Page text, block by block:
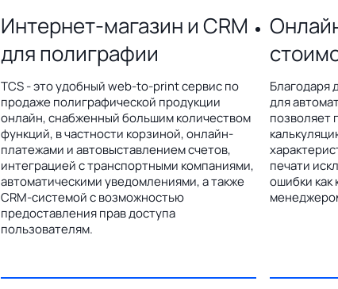
Интернет-магазин и CRM
для полиграфии
TCS - это удобный web-to-print сервис по
продаже полиграфической продукции
онлайн, снабженный большим количеством
функций, в частности корзиной, онлайн-
платежами и автовыставлением счетов,
интеграцией с транспортными компаниями,
автоматическими уведомлениями, а также
CRM-системой с возможностью
предоставления прав доступа
пользователям.
Благодаря
для
позволяет
печати
ошибки как